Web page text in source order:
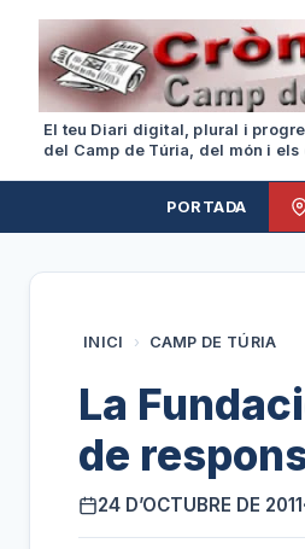
El teu Diari digital, plural i
del Camp de Túria, del món i els
PORTADA
INICI › CAMP DE TÚRIA
La
de
24 D’OCTUBRE DE 2011